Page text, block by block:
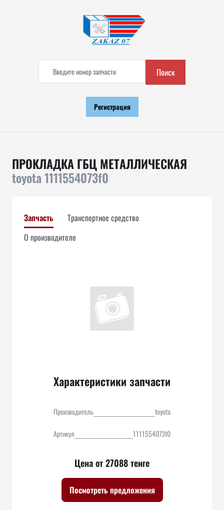
Поиск
Регистрация
ПРОКЛАДКА ГБЦ МЕТАЛЛИЧЕСКАЯ
toyota 1111554073f0
Запчасть
Транспортное средство
О производителе
Характеристики запчасти
Производитель toyota
Артикул 1111554073f0
Цена от 27088 тенге
Посмотреть предложения